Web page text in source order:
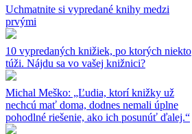
Uchmatnite si vypredané knihy medzi
prvými
10 vypredaných knižiek, po ktorých niekto
túži. Nájdu sa vo vašej knižnici?
Michal Meško: „Ľudia, ktorí knižky už
nechcú mať doma, dodnes nemali úplne
pohodlné riešenie, ako ich posunúť ďalej.“